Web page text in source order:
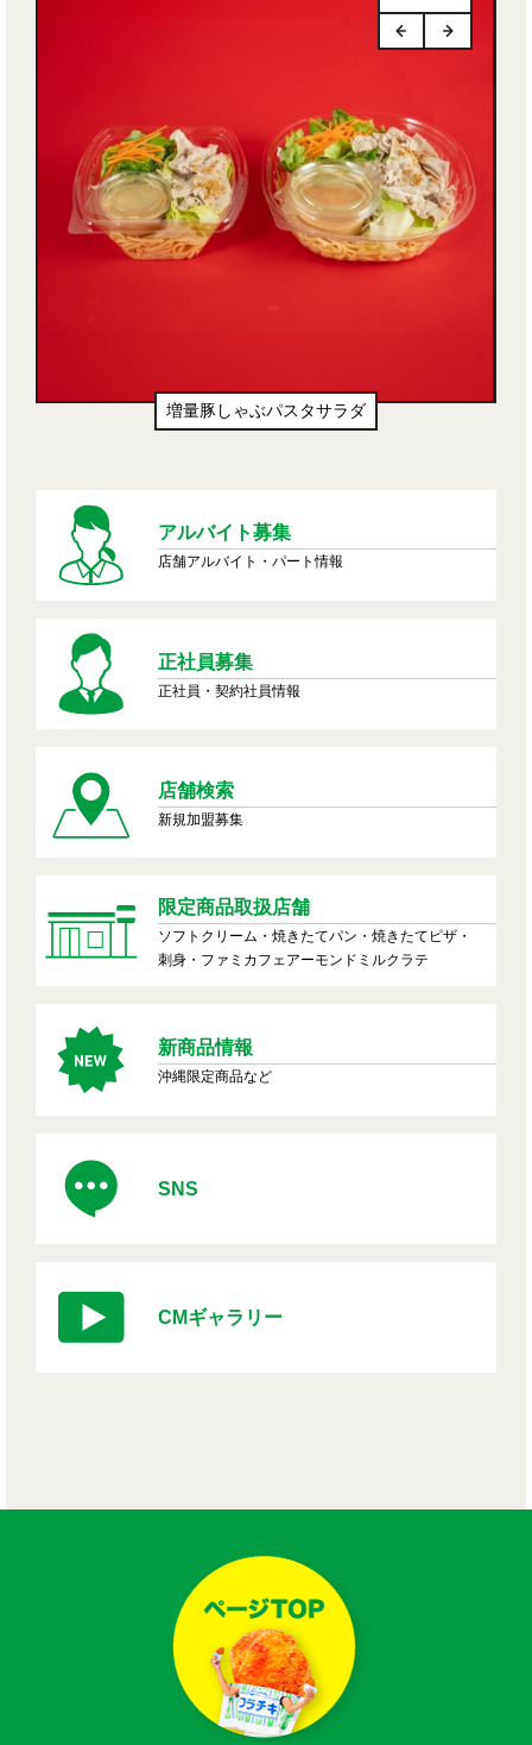
増量豚しゃぶパスタサラダ
アルバイト募集
店舗アルバイト・パート情報
正社員募集
正社員・契約社員情報
店舗検索
新規加盟募集
限定商品取扱店舗
ソフトクリーム・焼きたてパン・焼きたてピザ・
刺身・ファミカフェアーモンドミルクラテ
新商品情報
沖縄限定商品など
SNS
CMギャラリー